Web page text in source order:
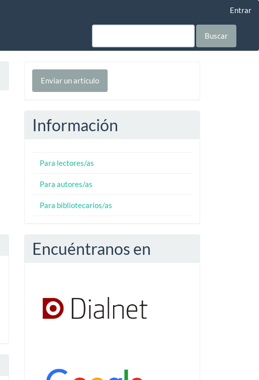
Entrar
Buscar
Enviar
unEnviar un artículo
Información
Para lectores/as
Para autores/as
Para bibliotecarios/as
Encuéntranos en